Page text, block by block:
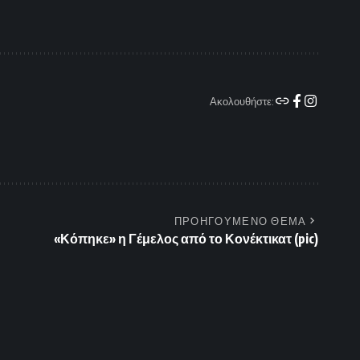
Ακολουθήστε:
ΠΡΟΗΓΟΥΜΕΝΟ ΘΕΜΑ
«Κόπηκε» η Γέμελος από το Κονέκτικατ (pic)